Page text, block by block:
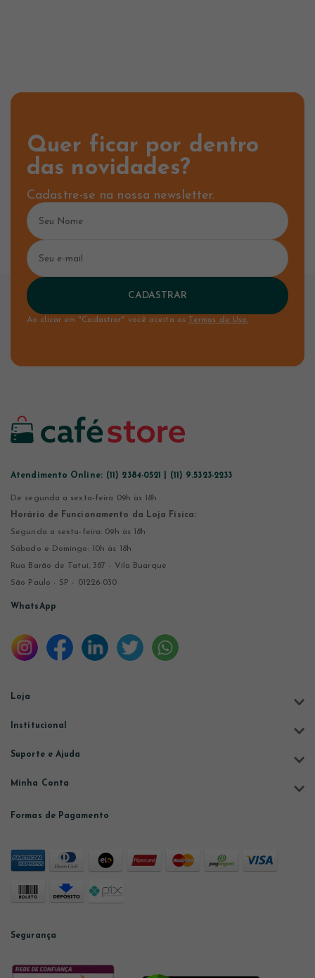
Quer ficar por dentro
das novidades?
Cadastre-se na nossa newsletter.
CADASTRAR
Ao clicar em "Cadastrar" você aceita os Termos de Uso.
Atendimento Online: (11) 2384-0521 | (11) 9.5323-2233
De segunda a sexta-feira 09h às 18h
Horário de Funcionamento da Loja Física:
Segunda a sexta-feira: 09h às 18h
Sábado e Domingo: 10h às 18h
Rua Barão de Tatuí, 387 - Vila Buarque
São Paulo - SP - 01226-030
WhatsApp
Loja
Institucional
Suporte e Ajuda
Minha Conta
Formas de Pagamento
Segurança